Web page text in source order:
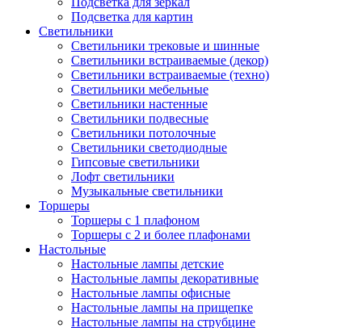
Подсветка для картин
Светильники
Светильники трековые и шинные
Светильники встраиваемые (декор)
Светильники встраиваемые (техно)
Светильники мебельные
Светильники настенные
Светильники подвесные
Светильники потолочные
Светильники светодиодные
Гипсовые светильники
Лофт светильники
Музыкальные светильники
Торшеры
Торшеры с 1 плафоном
Торшеры с 2 и более плафонами
Настольные
Настольные лампы детские
Настольные лампы декоративные
Настольные лампы офисные
Настольные лампы на прищепке
Настольные лампы на струбцине